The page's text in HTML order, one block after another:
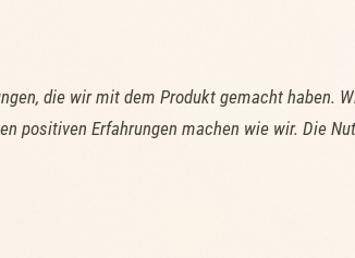
die wir mit dem Produkt gemacht haben.
positiven Erfahrungen machen wie wir. Die